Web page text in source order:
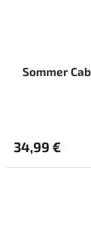
Sommer
34,99 €